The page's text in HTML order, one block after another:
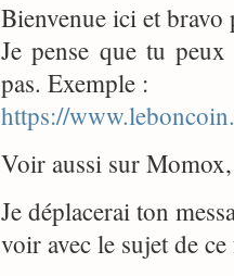
Bienvenue ici et
Je pense que tu
pas. Exemple :
https://
Voir aussi sur
Je déplacerai ton
voir avec le sujet de